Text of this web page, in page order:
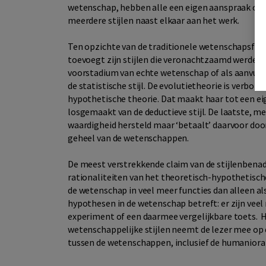
wetenschap, hebben alle een eigen aanspraak
meerdere stijlen naast elkaar aan het werk.
Ten opzichte van de traditionele
toevoegt zijn stijlen die veronachtzaamd
voorstadium van echte wetenschap of als
de statistische stijl. De evolutietheorie is
hypothetische theorie. Dat maakt haar tot een
losgemaakt van de deductieve stijl. De laatste,
waardigheid hersteld maar ‘betaalt’ daarvoor
geheel van de wetenschappen.
De meest verstrekkende claim van de
rationaliteiten van het theoretisch-
de wetenschap in veel meer functies dan alleen
hypothesen in de wetenschap betreft: er zijn
experiment of een daarmee vergelijkbare toets.
wetenschappelijke stijlen neemt de lezer mee
tussen de wetenschappen, inclusief de